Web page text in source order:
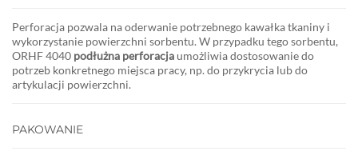
Perforacja pozwala na oderwanie potrzebnego kawałka tkaniny i
wykorzystanie powierzchni sorbentu. W przypadku tego sorbentu,
ORHF 4040 podłużna perforacja umożliwia dostosowanie do
potrzeb konkretnego miejsca pracy, np. do przykrycia lub do
artykulacji powierzchni.
PAKOWANIE